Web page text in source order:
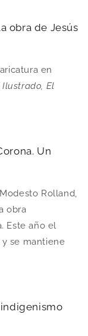
obra de Jesús
en
El
Un
Rolland,
obra
Este año el
se mantiene